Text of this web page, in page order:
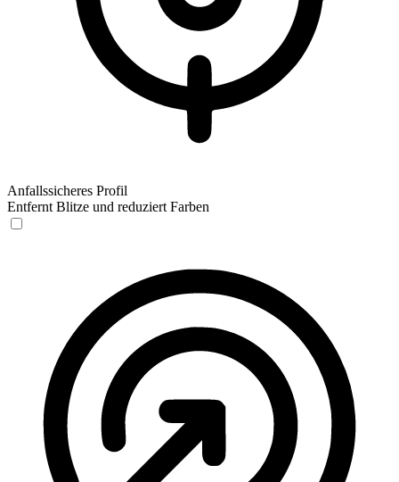
Anfallssicheres Profil
Entfernt Blitze und reduziert Farben